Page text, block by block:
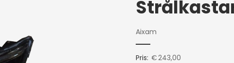
Aixam
Pris: €243,00